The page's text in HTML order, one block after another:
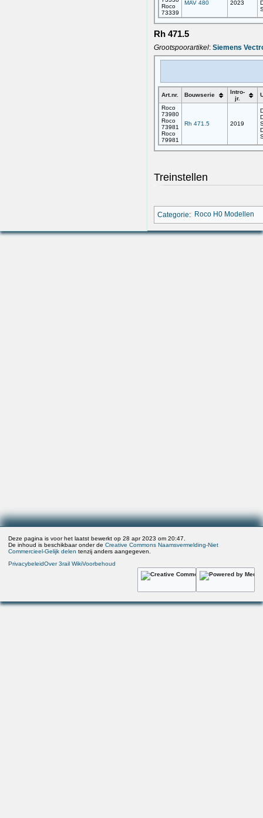
Roco
73339
MAV 480 2023
Rh 471.5
Grootspoorartikel: Siemens
Art.nr. Bouwserie
Intro-
jr.
Roco
73980
Roco
73981
Roco
79981
Rh 471.5 2019
Treinstellen
Categorie: Roco H0 Modellen
Deze pagina is voor het laatst bewerkt op 28 apr 2023 om 20:47.
De inhoud is beschikbaar onder deCreative Commons Naamsvermelding-Niet
Commercieel-Gelijk delen tenzij anders aangegeven.
PrivacybeleidOver 3rail WikiVoorbehoud